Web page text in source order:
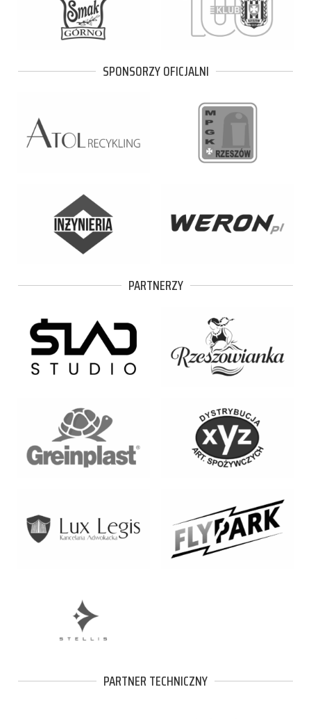
SPONSORZY OFICJALNI
PARTNERZY
PARTNER TECHNICZNY